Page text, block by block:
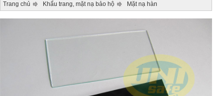
Trang chủ Khẩu trang, mặt nạ bảo hộ Mặt nạ hàn